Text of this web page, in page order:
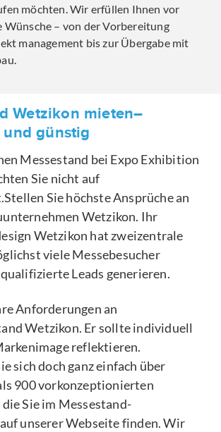
möchten. Wir erfüllen Ihnen vor
Wünsche – von der Vorbereitung
management bis zur Übergabe mit
Wetzikon mieten–
günstig
Messestand bei Expo Exhibition
Sie nicht auf
Sie höchste Ansprüche an
Wetzikon. Ihr
Wetzikon hat zweizentrale
viele Messebesucher
Leads generieren.
Anforderungen an
Wetzikon. Er sollte individuell
reflektieren.
sich doch ganz einfach über
900 vorkonzeptionierten
Sie im Messestand-
unserer Webseite finden. Wir